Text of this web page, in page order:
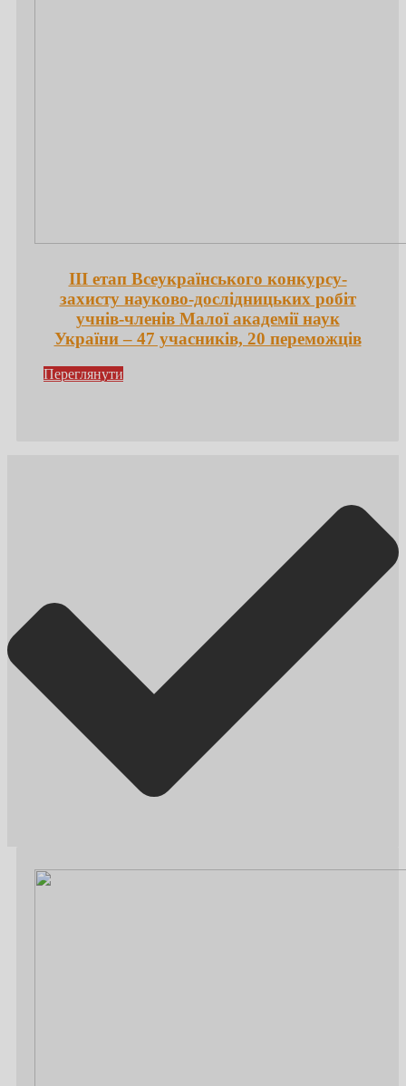
ІІІ етап Всеукраїнського конкурсу-
захисту науково-дослідницьких робіт
учнів-членів Малої академії наук
України – 47 учасників, 20 переможців
Переглянути